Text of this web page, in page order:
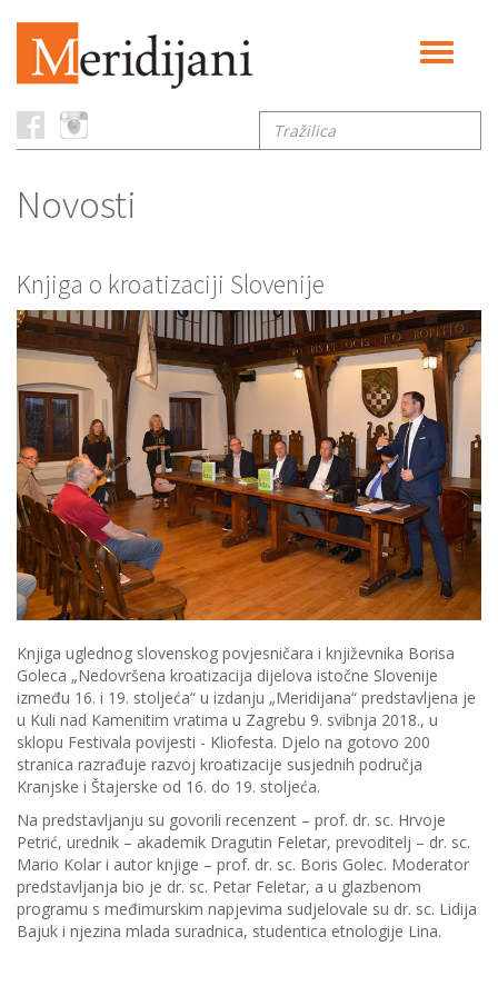
Toggle
Tražilica
Novosti
Knjiga o kroatizaciji Slovenije
Knjiga uglednog slovenskog povjesničara i književnika Borisa
Goleca „Nedovršena kroatizacija dijelova istočne Slovenije
između 16. i 19. stoljeća“ u izdanju „Meridijana“ predstavljena je
u Kuli nad Kamenitim vratima u Zagrebu 9. svibnja 2018., u
sklopu Festivala povijesti - Kliofesta. Djelo na gotovo 200
stranica razrađuje razvoj kroatizacije susjednih područja
Kranjske i Štajerske od 16. do 19. stoljeća.
Na predstavljanju su govorili recenzent – prof. dr. sc. Hrvoje
Petrić, urednik – akademik Dragutin Feletar, prevoditelj – dr. sc.
Mario Kolar i autor knjige – prof. dr. sc. Boris Golec. Moderator
predstavljanja bio je dr. sc. Petar Feletar, a u glazbenom
programu s međimurskim napjevima sudjelovale su dr. sc. Lidija
Bajuk i njezina mlada suradnica, studentica etnologije Lina.